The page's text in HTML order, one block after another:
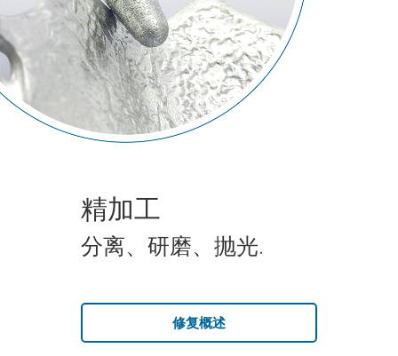
精加工
分离、研磨、抛光.
修复概述